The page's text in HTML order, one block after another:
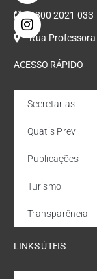
0800 2021 033
Rua Professora
ACESSO RÁPIDO
Secretarias
Quatis Prev
Publicações
Turismo
Transparência
LINKS ÚTEIS